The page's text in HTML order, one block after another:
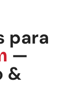
para
—
&